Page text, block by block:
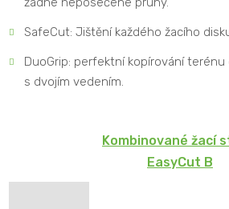
SafeCut: Jištění každého žacího
DuoGrip: perfektní kopírování terénu
s dvojím vedením.
Kombinované žací
EasyCut B